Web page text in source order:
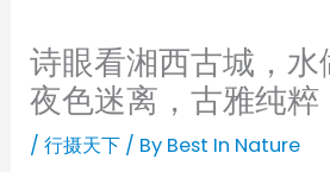
诗眼看湘西古城，水
夜色迷离，古雅纯粹
/行摄天下 / By Best In Nature